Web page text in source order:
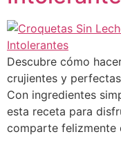
Descubre cómo
crujientes y
Con ingredientes
esta receta para
comparte felizmente